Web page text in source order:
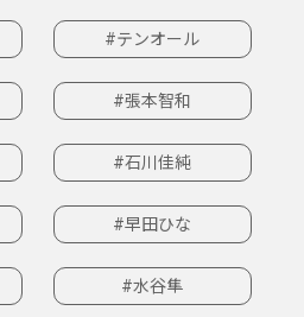
#テンオール
#張本智和
#石川佳純
#早田ひな
#水谷隼